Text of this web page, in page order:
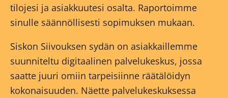
tilojesi ja asiakkuutesi osalta. Raportoimme
sinulle säännöllisesti sopimuksen mukaan.
Siskon Siivouksen sydän on asiakkaillemme
suunniteltu digitaalinen palvelukeskus, jossa
saatte juuri omiin tarpeisiinne räätälöidyn
kokonaisuuden. Näette palvelukeskuksessa